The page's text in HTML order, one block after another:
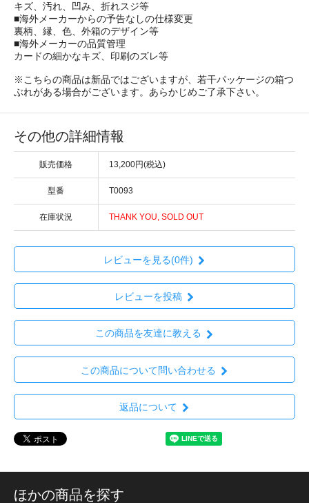
キズ、汚れ、凹み、折れスジ等
■海外メーカーからの予告なしの仕様変更
裏柄、縁、色、外箱のデザイン等
■海外メーカーの品質管理
カードの細かなキズ、印刷のズレ等
※こちらの商品は新品ではございますが、若干パッケージの箱つ
ぶれがある場合がございます。あらかじめご了承下さい。
その他の詳細情報
販売価格 13,200円(税込)
型番 T0093
在庫状況 THANK YOU, SOLD OUT
レビューを見る(0件)
レビューを投稿
この商品を友達に教える
この商品について問い合わせる
返品について
ほかの商品を探す